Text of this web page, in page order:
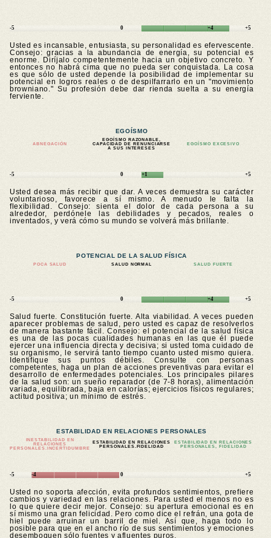
-5 0 +4 +5
Usted es incansable, entusiasta, su personalidad es efervescente.
Consejo: gracias a la abundancia de energía, su potencial es
enorme. Diríjalo competentemente hacia un objetivo concreto. Y
entonces no habrá cima que no pueda ser conquistada. La cosa
es que sólo de usted depende la posibilidad de implementar su
potencial en logros reales o de despilfarrarlo en un "movimiento
browniano." Su profesión debe dar rienda suelta a su energía
ferviente.
EGOÍSMO
ABNEGACIÓN
EGOÍSMO RAZONABLE,
CAPACIDAD DE RENUNCIARSE
A SUS INTERESES
EGOÍSMO EXCESIVO
-5 0 +1 +5
Usted desea más recibir que dar. A veces demuestra su carácter
voluntarioso, favorece a sí mismo. A menudo le falta la
flexibilidad. Consejo: sienta el dolor de cada persona a su
alrededor, perdónele las debilidades y pecados, reales o
inventados, y verá cómo su mundo se volverá más brillante.
POTENCIAL DE LA SALUD FÍSICA
POCA SALUD SALUD NORMAL SALUD FUERTE
-5 0 +4 +5
Salud fuerte. Constitución fuerte. Alta viabilidad. A veces pueden
aparecer problemas de salud, pero usted es capaz de resolverlos
de manera bastante fácil. Consejo: el potencial de la salud física
es una de las pocas cualidades humanas en las que él puede
ejercer una influencia directa y decisiva; si usted toma cuidado de
su organismo, le servirá tanto tiempo cuanto usted mismo quiera.
Identifique sus puntos débiles. Consulte con personas
competentes, haga un plan de acciones preventivas para evitar el
desarrollo de enfermedades potenciales. Los principales pilares
de la salud son: un sueño reparador (de 7-8 horas), alimentación
variada, equilibrada, baja en calorías; ejercicios físicos regulares;
actitud positiva; un mínimo de estrés.
ESTABILIDAD EN RELACIONES PERSONALES
INESTABILIDAD EN
RELACIONES
PERSONALES.
INCERTIDUMBRE
ESTABILIDAD EN RELACIONES
PERSONALES.FIDELIDAD
ESTABILIDAD EN RELACIONES
PERSONALES, FIDELIDAD
-5 -4 0 +5
Usted no soporta afección, evita profundos sentimientos, prefiere
cambios y variedad en las relaciones. Para usted el menos no es
lo que quiere decir mejor. Consejo: su apertura emocional es en
sí mismo una gran felicidad. Pero como dice el refrán, una gota de
hiel puede arruinar un barril de miel. Así que, haga todo lo
posible para que en el ancho río de sus sentimientos y emociones
desemboquen sólo fuentes y afluentes puros.